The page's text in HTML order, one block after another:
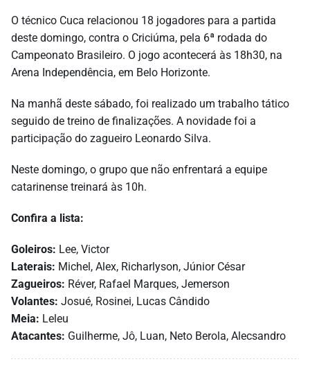
O técnico Cuca relacionou 18 jogadores para a partida
deste domingo, contra o Criciúma, pela 6ª rodada do
Campeonato Brasileiro. O jogo acontecerá às 18h30, na
Arena Independência, em Belo Horizonte.
Na manhã deste sábado, foi realizado um trabalho tático
seguido de treino de finalizações. A novidade foi a
participação do zagueiro Leonardo Silva.
Neste domingo, o grupo que não enfrentará a equipe
catarinense treinará às 10h.
Confira a lista:
Goleiros: Lee, Victor
Laterais: Michel, Alex, Richarlyson, Júnior César
Zagueiros: Réver, Rafael Marques, Jemerson
Volantes: Josué, Rosinei, Lucas Cândido
Meia: Leleu
Atacantes: Guilherme, Jô, Luan, Neto Berola, Alecsandro